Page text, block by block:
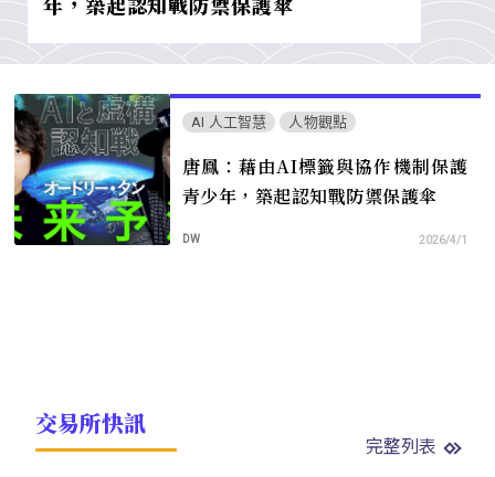
AI 人工智慧 人物觀點
唐鳳：藉由AI標籤與協作機制保護
青少年，築起認知戰防禦保護傘
DW 2026/4/1
交易所快訊
完整列表